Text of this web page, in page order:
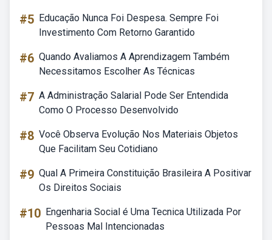
#5 Educação Nunca Foi Despesa. Sempre Foi
Investimento Com Retorno Garantido
#6 Quando Avaliamos A Aprendizagem Também
Necessitamos Escolher As Técnicas
#7 A Administração Salarial Pode Ser Entendida
Como O Processo Desenvolvido
#8 Você Observa Evolução Nos Materiais Objetos
Que Facilitam Seu Cotidiano
#9 Qual A Primeira Constituição Brasileira A Positivar
Os Direitos Sociais
#10 Engenharia Social é Uma Tecnica Utilizada Por
Pessoas Mal Intencionadas